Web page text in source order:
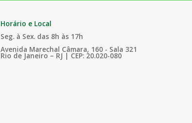
Horário e Local
Seg. à Sex. das 8h às 17h
Avenida Marechal Câmara, 160 - Sala 321
Rio de Janeiro – RJ | CEP: 20.020-080